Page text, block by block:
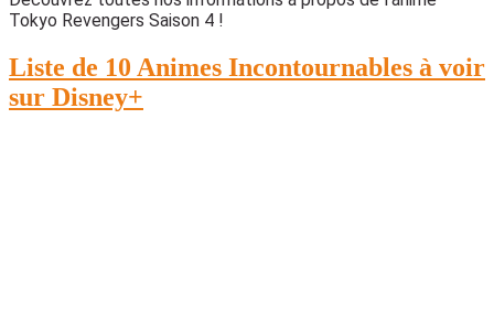
Tokyo Revengers Saison 4 !
Liste de 10 Animes Incontournables à voir
sur Disney+